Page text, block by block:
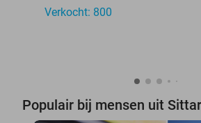
Verkocht: 800
Populair bij mensen uit